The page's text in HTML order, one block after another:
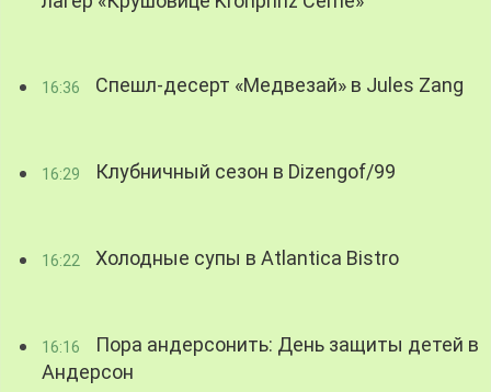
16:36 Спешл-десерт «Медвезай» в Jules Zang
16:29 Клубничный сезон в Dizengof/99
16:22 Холодные супы в Atlantica Bistro
16:16
Пора андерсонить: День защиты детей в
Андерсон